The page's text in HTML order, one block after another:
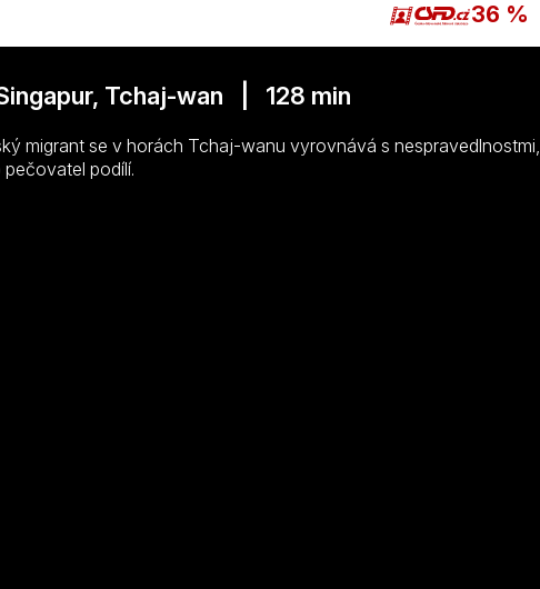
36 %
Tchaj-wan | 128 min
migrant se v horách Tchaj-wanu vyrovnává s nespravedlnostmi,
podílí.